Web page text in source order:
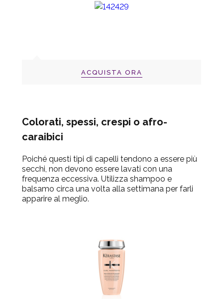
ACQUISTA ORA
Colorati, spessi, crespi o afro-
caraibici
Poiché questi tipi di capelli tendono a essere più
secchi, non devono essere lavati con una
frequenza eccessiva. Utilizza shampoo e
balsamo circa una volta alla settimana per farli
apparire al meglio.